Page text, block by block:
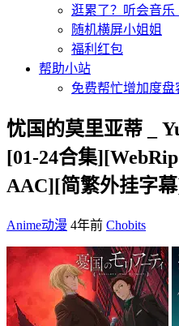
逛累了？听会音乐
随机横屏小姐姐
福利红包
帮助小站
免费帮忙增加度盘
忧国的莫里亚蒂 _
[01-24合集
AAC][简繁外挂字
Anime动漫 4年前 Chobits